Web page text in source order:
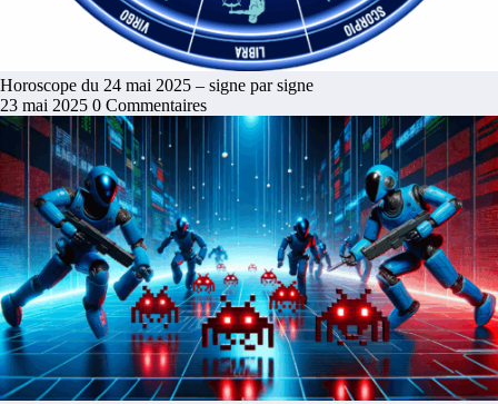
Horoscope du 24 mai 2025 – signe par signe
23 mai 2025 0 Commentaires